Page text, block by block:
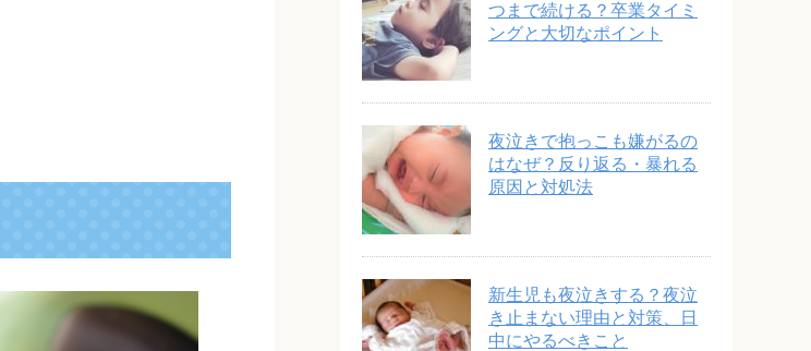
つまで続ける？卒業タイミ
ングと大切なポイント
夜泣きで抱っこも嫌がるの
はなぜ？反り返る・暴れる
原因と対処法
新生児も夜泣きする？夜泣
き止まない理由と対策、日
中にやるべきこと